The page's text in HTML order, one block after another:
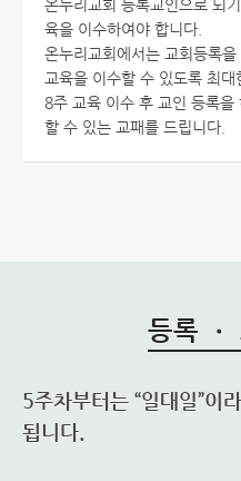
온누리교회 등록교인으로 되
육을 이수하여야 합니다.
온누리교회에서는 교회등록
교육을 이수할 수 있도록 최대
8주 교육 이수 후 교인 등록
할 수 있는 교패를 드립니다.
등록 ㆍ
5주차부터는 “일대일”이
됩니다.